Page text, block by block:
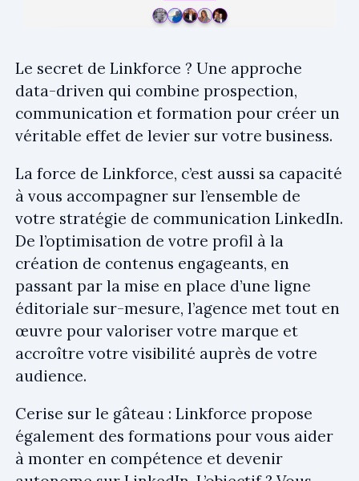
Le secret de Linkforce ? Une approche
data-driven qui combine prospection,
communication et formation pour créer un
véritable effet de levier sur votre business.
La force de Linkforce, c’est aussi sa capacité
à vous accompagner sur l’ensemble de
votre stratégie de communication LinkedIn.
De l’optimisation de votre profil à la
création de contenus engageants, en
passant par la mise en place d’une ligne
éditoriale sur-mesure, l’agence met tout en
œuvre pour valoriser votre marque et
accroître votre visibilité auprès de votre
audience.
Cerise sur le gâteau : Linkforce propose
également des formations pour vous aider
à monter en compétence et devenir